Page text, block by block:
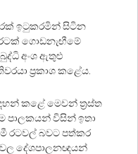
ඉටුකරමින් සිටින
රටක් ගොඩනැඟීමේ
අංශ ඇතුළු
ප්‍රකාශ කළේය.
කළේ මෙවන් ත‍්‍රස්ත
පාලකයන් විසින් ඉතා
රටවල් බවට පත්කර
දේශපාලනඥයන්